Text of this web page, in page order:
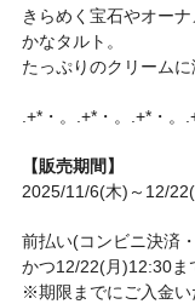
きらめく宝石やオー
かなタルト。
たっぷりのクリームに
.+*・。.+*・。.+*・。
【販売期間】
2025/11/6(木)～12/
前払い(コンビニ決済
かつ12/22(月)12:30ま
※期限までにご入金い